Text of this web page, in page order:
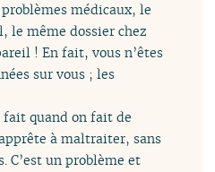
médicaux, le
le même dossier chez
! En fait, vous n’êtes
sur vous ; les
fait quand on fait de
à maltraiter, sans
C’est un problème et